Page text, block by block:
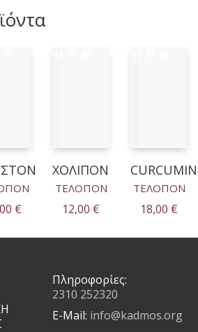
€
ΧΟΛΙΠΟΝ
ΤΕΛΟΠΟΝ
12,00 €
CURCUMIN
ΤΕΛΟΠΟΝ
18,00 €
Πληροφορίες:
2310 252320
E-Mail: info@kadmos.org